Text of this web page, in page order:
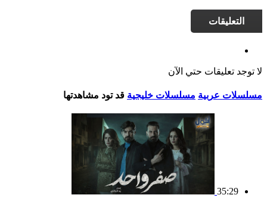
التعليقات
لا توجد تعليقات حتي الآن
مسلسلات عربية مسلسلات خليجية قد تود مشاهدتها
35:29